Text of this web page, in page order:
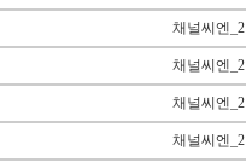
채널씨엔_2
채널씨엔_2
채널씨엔_2
채널씨엔_2